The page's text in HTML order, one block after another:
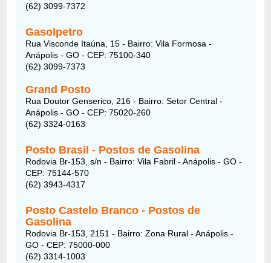
(62) 3099-7372
Gasolpetro
Rua Visconde Itaúna, 15 - Bairro: Vila Formosa -
Anápolis - GO - CEP: 75100-340
(62) 3099-7373
Grand Posto
Rua Doutor Genserico, 216 - Bairro: Setor Central -
Anápolis - GO - CEP: 75020-260
(62) 3324-0163
Posto Brasil - Postos de Gasolina
Rodovia Br-153, s/n - Bairro: Vila Fabril - Anápolis - GO -
CEP: 75144-570
(62) 3943-4317
Posto Castelo Branco - Postos de
Gasolina
Rodovia Br-153, 2151 - Bairro: Zona Rural - Anápolis -
GO - CEP: 75000-000
(62) 3314-1003